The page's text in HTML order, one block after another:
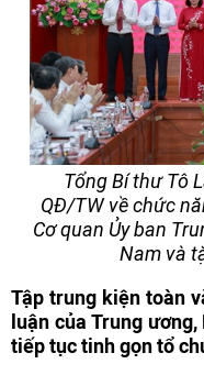
Tổng Bí thư Tô
QĐ/TW về chức
Cơ quan Ủy ban
Nam và
Tập trung kiện toàn
luận của Trung
tiếp tục tinh gọn tổ